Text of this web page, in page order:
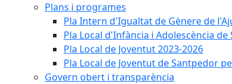
Plans i programes
Pla Intern d'Igualtat de Gènere de
Pla Local d'Infància i Adolescència
Pla Local de Joventut 2023-2026
Pla Local de Joventut de Santpedor
Govern obert i transparència